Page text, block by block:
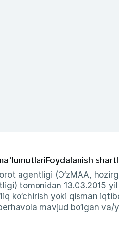
Foydalanish
agentligi (O‘zMAA,
tomonidan 13.03.2015
ko‘chirish yoki qisman
mavjud bo‘lgan